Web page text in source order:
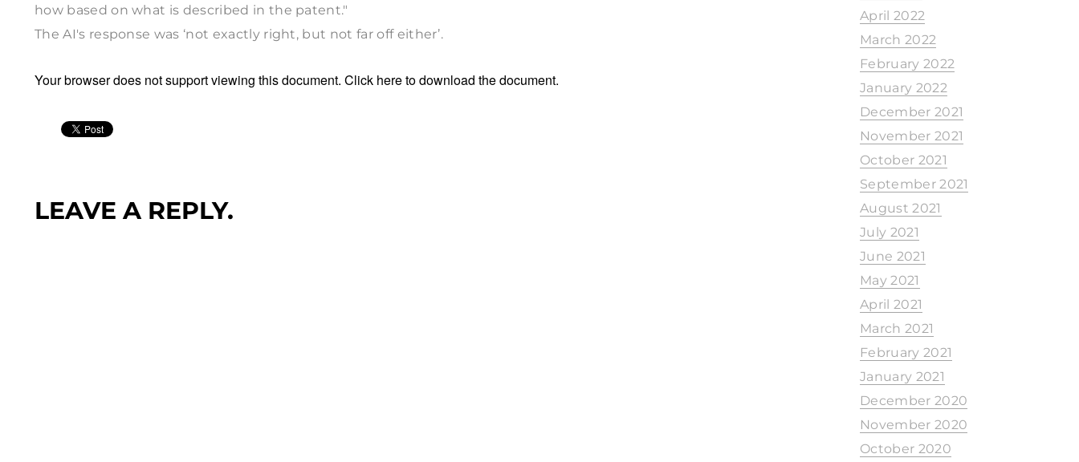
how based on what is described in the patent."
The AI's response was ‘not exactly right, but not far off either’.
Your browser does not support viewing this document. Click hereto download the document.
LEAVE A REPLY.
April 2022
March 2022
February 2022
January 2022
December 2021
November 2021
October 2021
September 2021
August 2021
July 2021
June 2021
May 2021
April 2021
March 2021
February 2021
January 2021
December 2020
November 2020
October 2020